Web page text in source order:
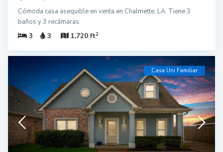
Cómoda casa asequible en venta en Chalmette, LA. Tiene 3
baños y 3 recámaras.
3
3 1,720 ft2
Casa Uni Familiar